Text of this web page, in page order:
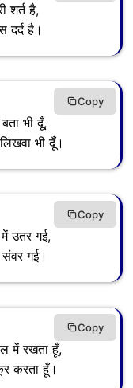
शर्त है,
दर्द है।
भी दूँ,
भी दूँ।
Copy
उतर गई,
गई।
Copy
में रखता हूँ,
करता हूँ।
Copy